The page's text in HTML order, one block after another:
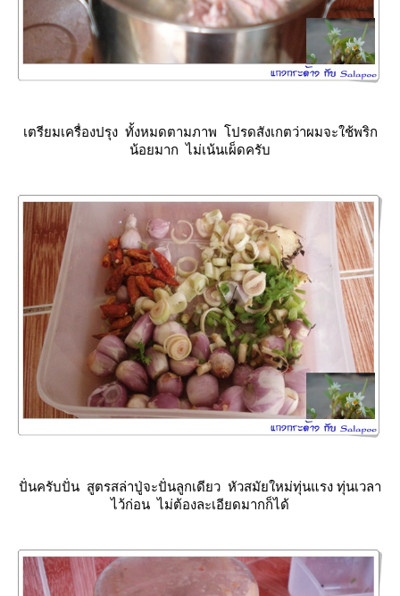
เตรียมเครื่องปรุง ทั้งหมดตามภาพ โปรดสังเกตว่าผมจะใช้พริก
น้อยมาก ไม่เน้นเผ็ดครับ
ปั่นครับปั่น สูตรสล่าปู่จะปั่นลูกเดียว หัวสมัยใหม่ทุ่นแรง ทุ่นเวลา
ไว้ก่อน ไม่ต้องละเอียดมากก็ได้